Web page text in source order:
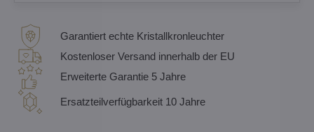
Garantiert echte Kristallkronleuchter
Kostenloser Versand innerhalb der EU
Erweiterte Garantie 5 Jahre
Ersatzteilverfügbarkeit 10 Jahre